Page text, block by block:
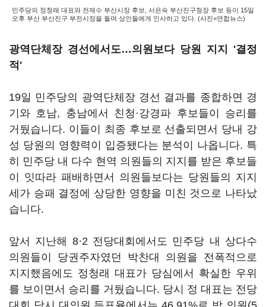
민주당의 정청래 대표와 전재수 부산시장 후보, 서은숙 부산진구청장 후보 등이 15일
오후 부산 부산진구 부전시장을 돌며 상인들에게 인사하고 있다. (사진=연합뉴스)
광역단체장 경선에서도…의원보다 당원 지지 '결정
적'
19일 민주당의 광역단체장 경선 결과를 종합하면 경
기와 호남, 충남에서 친청·강경파 후보들이 승리를
거뒀습니다. 이들이 최종 후보로 선출되면서 당내 강
성 당원의 영향력이 입증됐다는 분석이 나옵니다. 특
히 민주당 내 다수 현역 의원들의 지지를 받은 후보들
이 잇따라 패배하면서 의원들보다는 당원들의 지지
세가 승패 결정에 상당한 영향을 미친 것으로 나타났
습니다.
앞서 지난해 8·2 전당대회에서도 민주당 내 상다수
의원들이 당권주자였던 박찬대 의원을 전폭적으로
지지했음에도 정청래 대표가 당심에서 확실한 우위
를 보이면서 승리를 거뒀습니다. 당시 정 대표는 전당